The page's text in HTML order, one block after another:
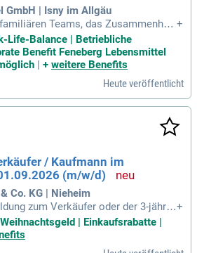
GmbH | Isny im Allgäu
Teams, das Zusammenhalt
In Ihrer neuen Rolle beraten
freundlich und präsentieren anspr
Fleisch-, Wurst-, Käse- und Fis
dass unsere hohen Hygiene- und
werden und unterstützen bei
Warenannahme. Wir suchen idealer
Ausbildung im Verkauf, Lebensmit
aber auch Quereinsteiger sind willko
Umgang mit Menschen Freude berei
von Montag bis Samsta
sich jetzt und erleben Sie ein sp
+
Life-Balance | Betriebliche
Benefit Feneberg Lebensmittel
| + weitere Benefits
Heute veröffentlicht
/ Kaufmann im
(m/w/d)
Co. KG | Nieheim
zum Verkäufer oder der 3-jährig
im Einzelhandel erlernst du al
Du nimmst Warenliefe
+
| Einkaufsrabatte |